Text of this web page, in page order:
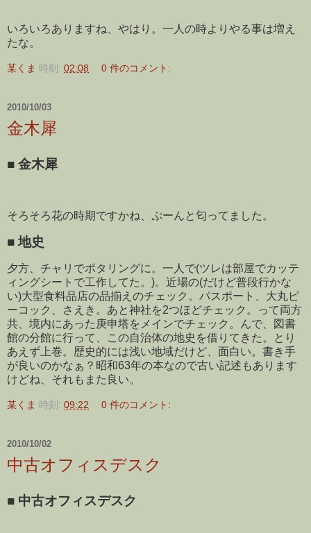
いろいろありますね、やはり。一人の時よりやる事は増え
たな。
某くま 時刻: 02:08 0 件のコメント:
2010/10/03
金木犀
■ 金木犀
そろそろ花の時期ですかね、ぷーんと匂ってました。
■ 地史
夕方、チャリでポタリングに。一人で(ツレは部屋でカッテ
ィングシートで工作してた。)。近場の(だけど普段行かな
い)大型食料品店の品揃えのチェック。パスポート、大丸ピ
ーコック、さえき。あと神社を2つほどチェック。って両方
共、境内にあった庚申塔をメインでチェック。んで、図書
館の分館に行って、この自治体の地史を借りてきた。とり
あえず上巻。歴史的には浅い地域だけど、面白い。書き手
が良いのかなぁ？昭和63年の本なので古い記述もあります
けどね、それもまた良い。
某くま 時刻: 09:22 0 件のコメント:
2010/10/02
中古オフィスデスク
■ 中古オフィスデスク